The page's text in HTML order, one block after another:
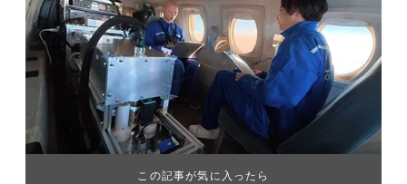
この記事が気に入ったら